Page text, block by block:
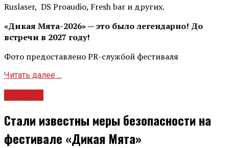
Ruslaser, DS Proaudio, Fresh bar и других.
«Дикая Мята-2026» — это было легендарно! До
встречи в 2027 году!
Фото предоставлено PR-службой фестиваля
Читать далее ...
Стали известны меры безопасности на
фестивале «Дикая Мята»